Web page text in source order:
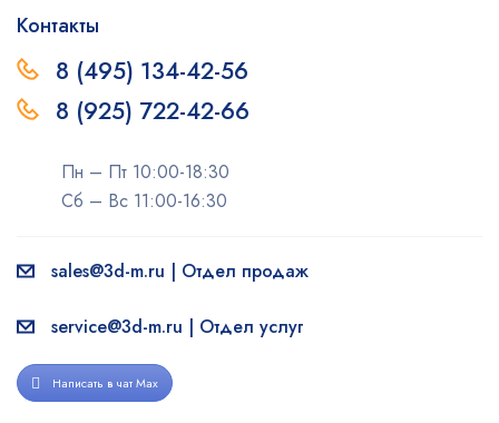
Контакты
8 (495) 134-42-56
8 (925) 722-42-66
Пн – Пт 10:00-18:30
Сб – Вс 11:00-16:30
sales@3d-m.ru | Отдел продаж
service@3d-m.ru | Отдел услуг
Написать в чат Max